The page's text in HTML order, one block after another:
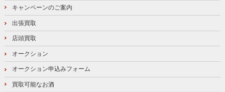
キャンペーンのご案内
出張買取
店頭買取
オークション
オークション申込みフォーム
買取可能なお酒